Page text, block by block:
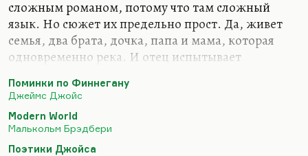
сложным романом, потому что там сложный
язык. Но сюжет их предельно прост. Да, живет
семья, два брата, дочка, папа и мама, которая
одновременно река. И отец испытывает
внимание женщин, дочка – олицетворение
души, девственной, неопытной и безумной при
этом. Как считал Кубатиев, этот роман – попытка
Джойса написать роман для своей сумасшедшей
Поминки по Финнегану
Джеймс Джойс
Modern World
Малькольм Брэдбери
Поэтики Джойса